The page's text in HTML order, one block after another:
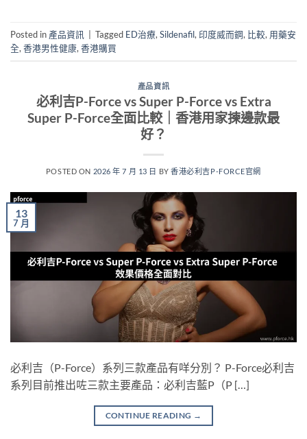
Posted in 產品資訊 Tagged ED治療, Sildenafil, 印度威而鋼, 比較, 用藥安
全, 香港男性健康, 香港購買
產品資訊
必利吉P-Force vs Super P-Force vs Extra
Super P-Force全面比較｜香港用家揀邊款最
好？
POSTED ON 2026 年 7 月 13 日 BY香港必利吉P-FORCE官網
13
7 月
必利吉（P-Force）系列三款產品有咩分別？ P-Force必利吉
系列目前推出咗三款主要產品：必利吉藍P（P […]
CONTINUE READING →